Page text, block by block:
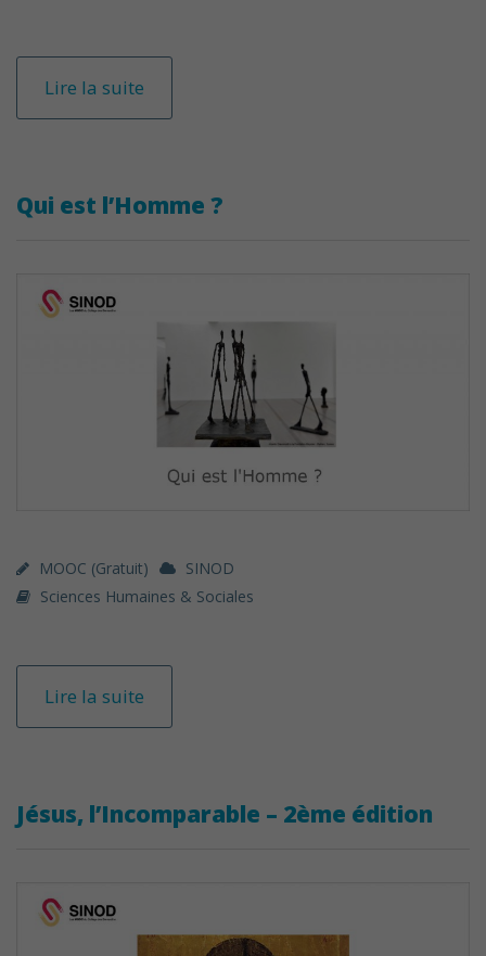
Lire la suite
Qui est l’Homme ?
MOOC (gratuit)
SINOD
Sciences Humaines & Sociales
Lire la suite
Jésus, l’Incomparable – 2ème édition